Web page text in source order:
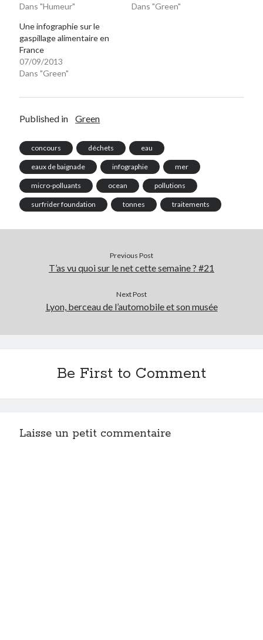
Dans "Humeur"
Dans "Green"
Une infographie sur le
gaspillage alimentaire en
France
07/09/2013
Dans "Green"
Published in Green
concours déchets eau
eaux de baignade infographie mer
micro-polluants ocean pollutions
surfrider foundation tonnes traitements
Previous Post
T’as vu quoi sur le net cette semaine ? #21
Next Post
Lyon, berceau de l’automobile et son musée
Be First to Comment
Laisse un petit commentaire